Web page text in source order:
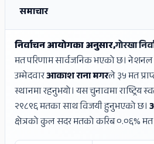
समाचार
निर्वाचन आयोगका अनुसार,गोरखा
मत परिणाम सार्वजनिक भएको छ।
उम्मेदवारआकाश राना मगरले ३५ मत
स्थानमा रहनुभयो। यस चुनावमा राष्ट्रिय
२९८९६ मतका साथ विजयी हुनुभएको छ।
क्षेत्रको कुल सदर मतको करिब ०.०६% मत